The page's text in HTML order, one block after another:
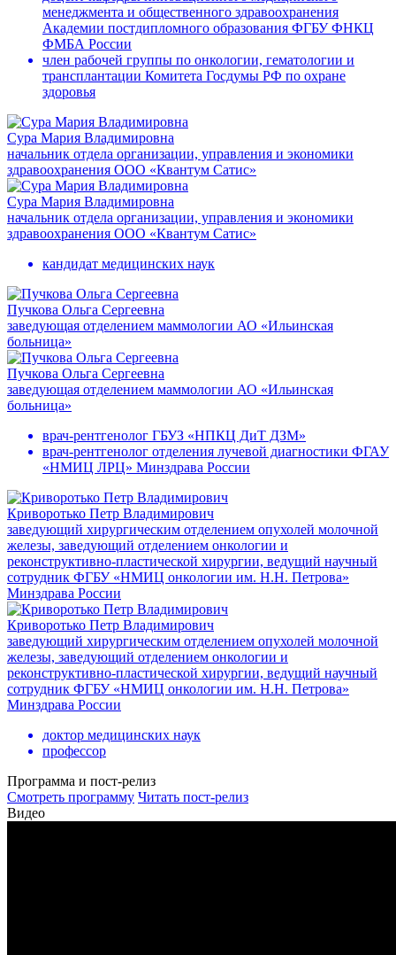
менеджмента и общественного здравоохранения
Академии постдипломного образования ФГБУ ФНКЦ
ФМБА России
член рабочей группы по онкологии, гематологии и
трансплантации Комитета Госдумы РФ по охране
здоровья
Сура Мария Владимировна
начальник отдела организации, управления и экономики
здравоохранения ООО «Квантум Сатис»
Сура Мария Владимировна
начальник отдела организации, управления и экономики
здравоохранения ООО «Квантум Сатис»
кандидат медицинских наук
Пучкова Ольга Сергеевна
заведующая отделением маммологии АО «Ильинская
больница»
Пучкова Ольга Сергеевна
заведующая отделением маммологии АО «Ильинская
больница»
врач-рентгенолог ГБУЗ «НПКЦ ДиТ ДЗМ»
врач-рентгенолог отделения лучевой диагностики ФГАУ
«НМИЦ ЛРЦ» Минздрава России
Криворотько Петр Владимирович
заведующий хирургическим отделением опухолей молочной
железы, заведующий отделением онкологии и
реконструктивно-пластической хирургии, ведущий научный
сотрудник ФГБУ «НМИЦ онкологии им. Н.Н. Петрова»
Минздрава России
Криворотько Петр Владимирович
заведующий хирургическим отделением опухолей молочной
железы, заведующий отделением онкологии и
реконструктивно-пластической хирургии, ведущий научный
сотрудник ФГБУ «НМИЦ онкологии им. Н.Н. Петрова»
Минздрава России
доктор медицинских наук
профессор
Программа и пост-релиз
Смотреть программу Читать пост-релиз
Видео